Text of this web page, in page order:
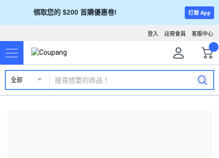
領取您的 $200 首購優惠卷! 打開 App
客服中心
註冊會員
登入
全部